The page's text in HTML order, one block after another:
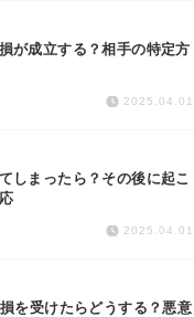
が成立する？相手の特定方
2025.04.01
しまったら？その後に起こ
2025.04.01
を受けたらどうする？悪意